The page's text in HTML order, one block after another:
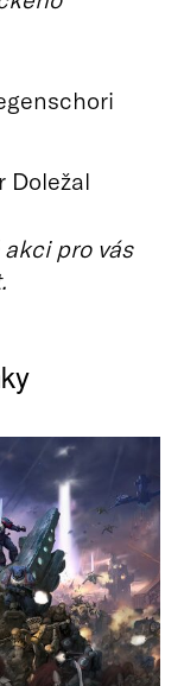
Doležal
pro vás